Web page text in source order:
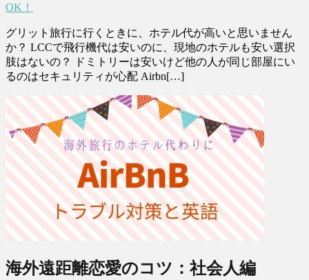
OK！
グリット旅行に行くときに、ホテル代が高いと思いません
か？ LCCで飛行機代は安いのに、現地のホテルも安い選択
肢はないの？ ドミトリーは安いけど他の人が同じ部屋にい
るのはセキュリティが心配 Airbn[…]
海外遠距離恋愛のコツ：社会人編